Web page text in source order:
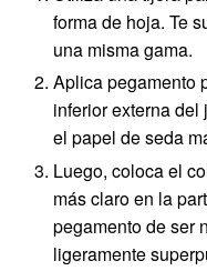
forma de hoja. Te
una misma gama.
Aplica pegamento
inferior externa
el papel de seda
Luego, coloca el
más claro en la
pegamento de ser
ligeramente